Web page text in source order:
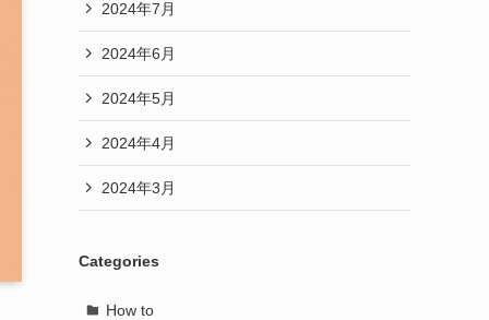
2024年7月
2024年6月
2024年5月
2024年4月
2024年3月
Categories
How to